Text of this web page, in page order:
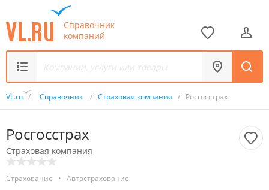
Справочник
компаний
VL.ru / Справочник / Страховая компания / Росгосстрах
Росгосстрах
Страховая компания
Страхование • Автострахование